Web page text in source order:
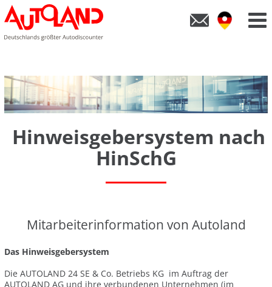
Hinweisgebersystem nach
HinSchG
Mitarbeiterinformation von Autoland
Das Hinweisgebersystem
Die AUTOLAND 24 SE & Co. Betriebs KG im Auftrag der
AUTOLAND AG und ihre verbundenen Unternehmen (im